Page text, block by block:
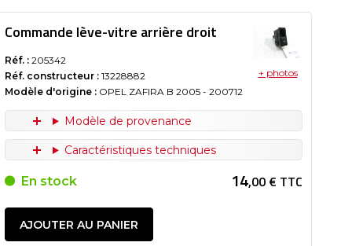
Commande lève-vitre arrière droit
Réf. : 205342
Réf. constructeur : 13228882
Modèle d'origine : OPEL ZAFIRA B 2005 - 200712
+ photos
Modèle de provenance
Caractéristiques techniques
En stock 14,00 € TTC
AJOUTER AU PANIER